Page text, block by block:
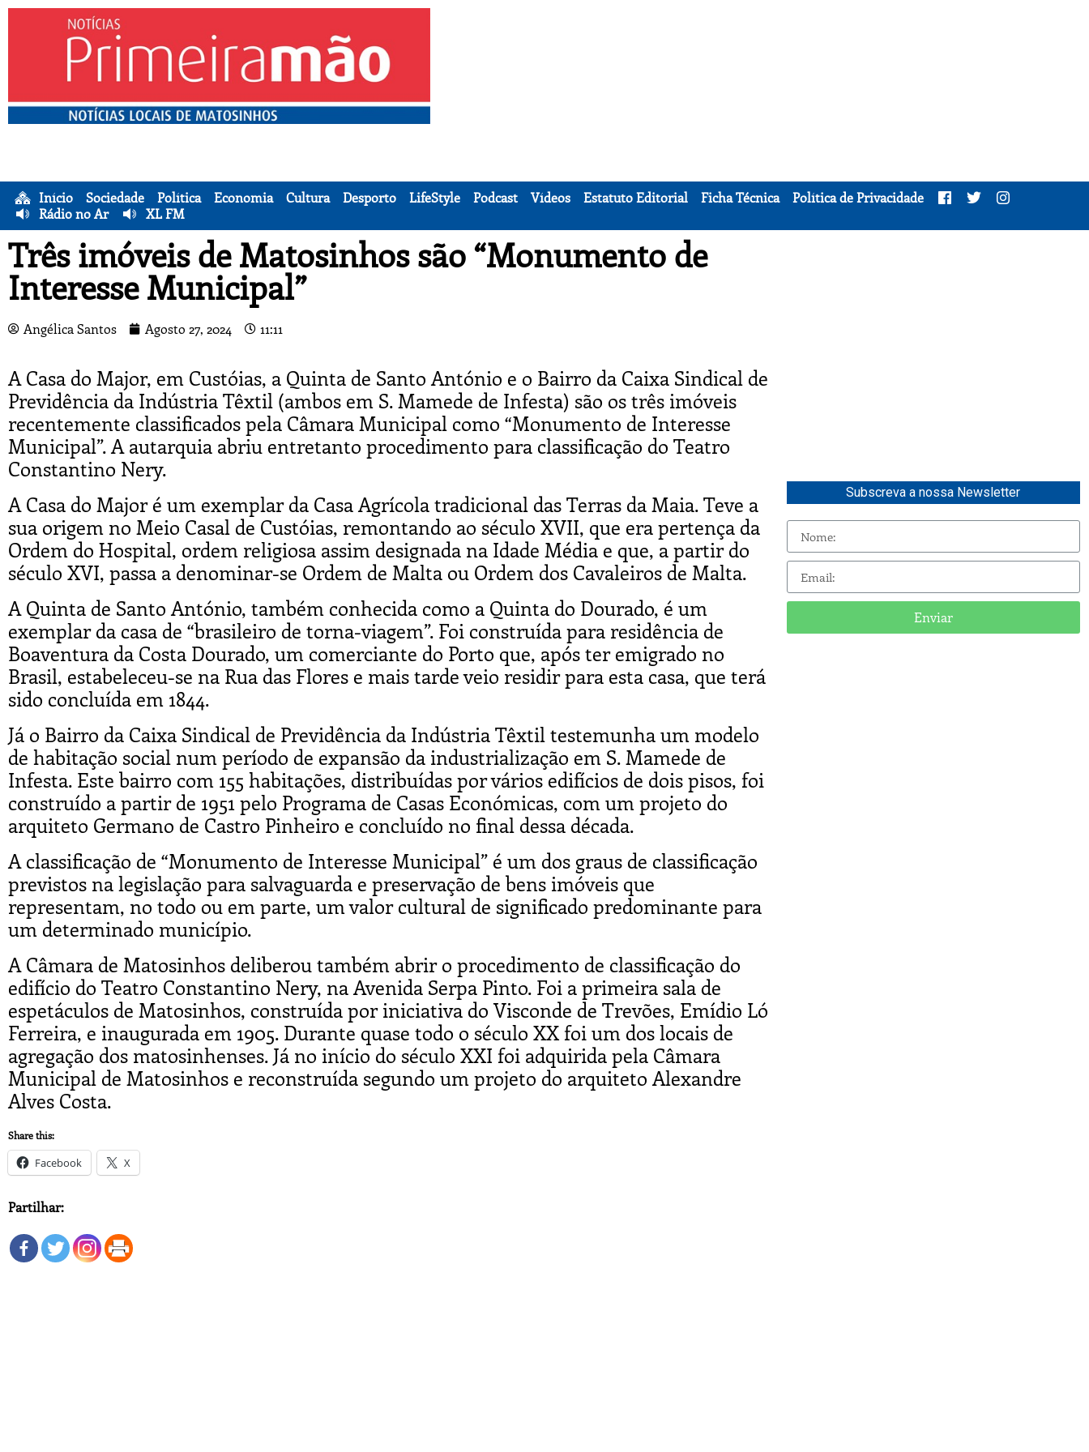
Início Sociedade Política Economia Cultura Desporto LifeStyle Podcast Vídeos Estatuto Editorial Ficha Técnica
Política de Privacidade
Rádio no Ar
XL FM
Três imóveis de Matosinhos são “Monumento de
Interesse Municipal”
Angélica Santos Agosto 27, 2024 11:11
A Casa do Major, em Custóias, a Quinta de Santo António e o Bairro da Caixa Sindical de
Previdência da Indústria Têxtil (ambos em S. Mamede de Infesta) são os três imóveis
recentemente classificados pela Câmara Municipal como “Monumento de Interesse
Municipal”. A autarquia abriu entretanto procedimento para classificação do Teatro
Constantino Nery.
A Casa do Major é um exemplar da Casa Agrícola tradicional das Terras da Maia. Teve a
sua origem no Meio Casal de Custóias, remontando ao século XVII, que era pertença da
Ordem do Hospital, ordem religiosa assim designada na Idade Média e que, a partir do
século XVI, passa a denominar-se Ordem de Malta ou Ordem dos Cavaleiros de Malta.
A Quinta de Santo António, também conhecida como a Quinta do Dourado, é um
exemplar da casa de “brasileiro de torna-viagem”. Foi construída para residência de
Boaventura da Costa Dourado, um comerciante do Porto que, após ter emigrado no
Brasil, estabeleceu-se na Rua das Flores e mais tarde veio residir para esta casa, que terá
sido concluída em 1844.
Já o Bairro da Caixa Sindical de Previdência da Indústria Têxtil testemunha um modelo
de habitação social num período de expansão da industrialização em S. Mamede de
Infesta. Este bairro com 155 habitações, distribuídas por vários edifícios de dois pisos, foi
construído a partir de 1951 pelo Programa de Casas Económicas, com um projeto do
arquiteto Germano de Castro Pinheiro e concluído no final dessa década.
A classificação de “Monumento de Interesse Municipal” é um dos graus de classificação
previstos na legislação para salvaguarda e preservação de bens imóveis que
representam, no todo ou em parte, um valor cultural de significado predominante para
um determinado município.
A Câmara de Matosinhos deliberou também abrir o procedimento de classificação do
edifício do Teatro Constantino Nery, na Avenida Serpa Pinto. Foi a primeira sala de
espetáculos de Matosinhos, construída por iniciativa do Visconde de Trevões, Emídio Ló
Ferreira, e inaugurada em 1905. Durante quase todo o século XX foi um dos locais de
agregação dos matosinhenses. Já no início do século XXI foi adquirida pela Câmara
Municipal de Matosinhos e reconstruída segundo um projeto do arquiteto Alexandre
Alves Costa.
Share this:
Facebook X
Partilhar:
Subscreva a nossa Newsletter
Enviar